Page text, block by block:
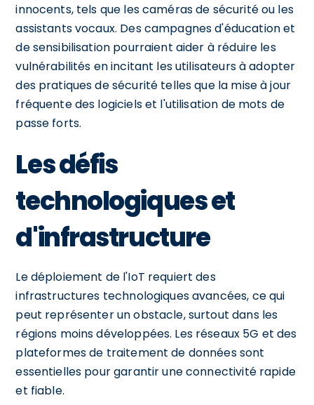
innocents, tels que les caméras de sécurité ou les
assistants vocaux. Des campagnes d'éducation et
de sensibilisation pourraient aider à réduire les
vulnérabilités en incitant les utilisateurs à adopter
des pratiques de sécurité telles que la mise à jour
fréquente des logiciels et l'utilisation de mots de
passe forts.
Les défis
technologiques et
d'infrastructure
Le déploiement de l'IoT requiert des
infrastructures technologiques avancées, ce qui
peut représenter un obstacle, surtout dans les
régions moins développées. Les réseaux 5G et des
plateformes de traitement de données sont
essentielles pour garantir une connectivité rapide
et fiable.